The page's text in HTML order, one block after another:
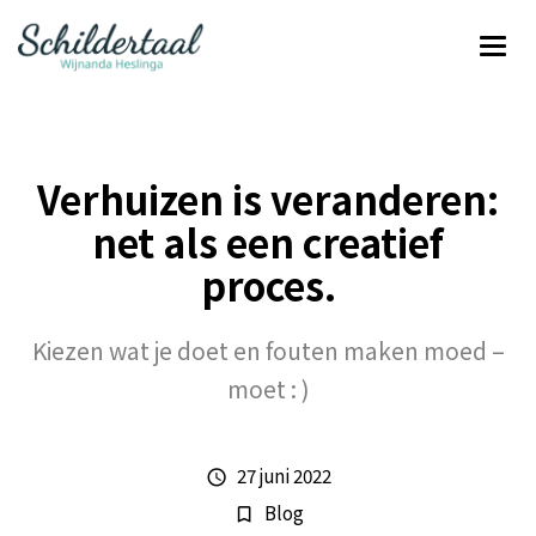
Verhuizen is veranderen:
net als een creatief
proces.
Kiezen wat je doet en fouten maken moed –
moet : )
schedule 27 juni 2022
bookmark_border Blog